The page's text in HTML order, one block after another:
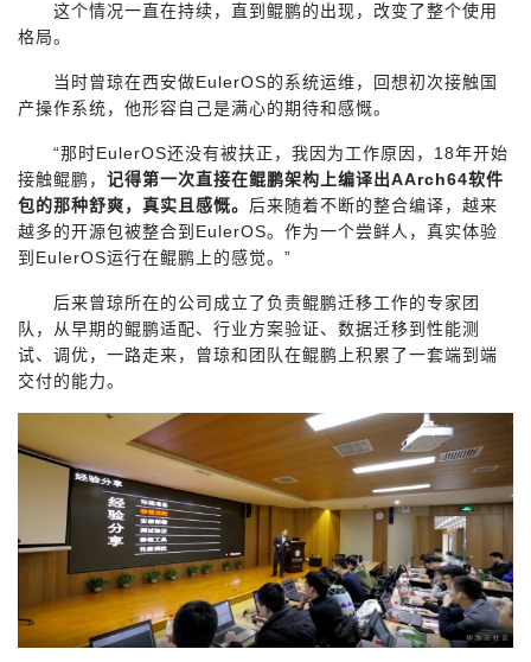
程
认
证
的
实
验
我
的
收
藏
支
持
声
建
议
这个情况一直在持续，直到鲲鹏的出现，改变了整个使用
格局。
当时曾琼在西安做EulerOS的系统运维，回想初次接触国
产操作系统，他形容自己是满心的期待和感慨。
“那时EulerOS还没有被扶正，我因为工作原因，18年开始
接触鲲鹏， 记得第一次直接在鲲鹏架构上编译出AArch64软件
包的那种舒爽，真实且感慨。 后来随着不断的整合编译，越来
越多的开源包被整合到EulerOS。作为一个尝鲜人，真实体验
到EulerOS运行在鲲鹏上的感觉。”
后来曾琼所在的公司成立了负责鲲鹏迁移工作的专家团
队，从早期的鲲鹏适配、行业方案验证、数据迁移到性能测
试、调优，一路走来，曾琼和团队在鲲鹏上积累了一套端到端
交付的能力。